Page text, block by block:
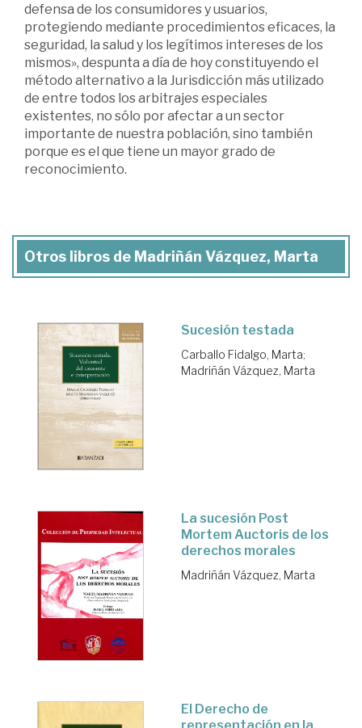
defensa de los consumidores y usuarios,
protegiendo mediante procedimientos eficaces, la
seguridad, la salud y los legítimos intereses de los
mismos», despunta a día de hoy constituyendo el
método alternativo a la Jurisdicción más utilizado
de entre todos los arbitrajes especiales
existentes, no sólo por afectar a un sector
importante de nuestra población, sino también
porque es el que tiene un mayor grado de
reconocimiento.
Otros libros de Madriñán Vázquez, Marta
Sucesión testada
Carballo Fidalgo, Marta;
Madriñán Vázquez, Marta
La sucesión Post
Mortem Auctoris de los
derechos morales
Madriñán Vázquez, Marta
El Derecho de